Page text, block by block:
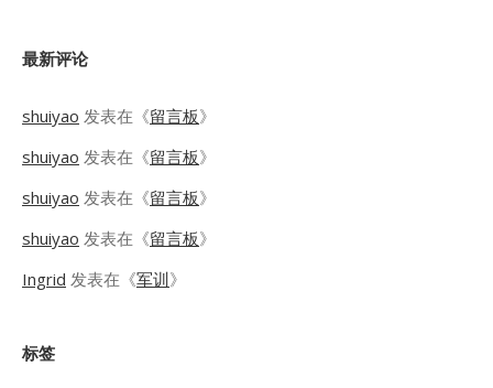
最新评论
shuiyao 发表在《留言板》
shuiyao 发表在《留言板》
shuiyao 发表在《留言板》
shuiyao 发表在《留言板》
Ingrid 发表在《军训》
标签